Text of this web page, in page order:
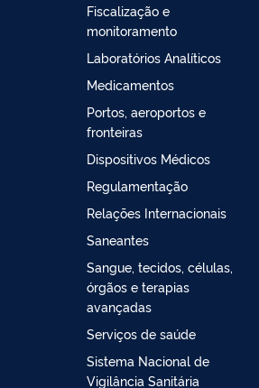
Fiscalização e
monitoramento
Laboratórios Analíticos
Medicamentos
Portos, aeroportos e
fronteiras
Dispositivos Médicos
Regulamentação
Relações Internacionais
Saneantes
Sangue, tecidos, células,
órgãos e terapias
avançadas
Serviços de saúde
Sistema Nacional de
Vigilância Sanitária